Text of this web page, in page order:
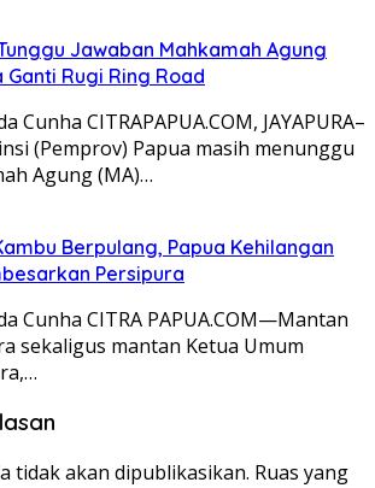
Jawaban Mahkamah Agung
Rugi Ring Road
Cunha CITRAPAPUA.COM, JAYAPURA–
(Pemprov) Papua masih menunggu
Agung (MA)…
Berpulang, Papua Kehilangan
Persipura
Cunha CITRA PAPUA.COM—Mantan
sekaligus mantan Ketua Umum
tidak akan dipublikasikan. Ruas yang